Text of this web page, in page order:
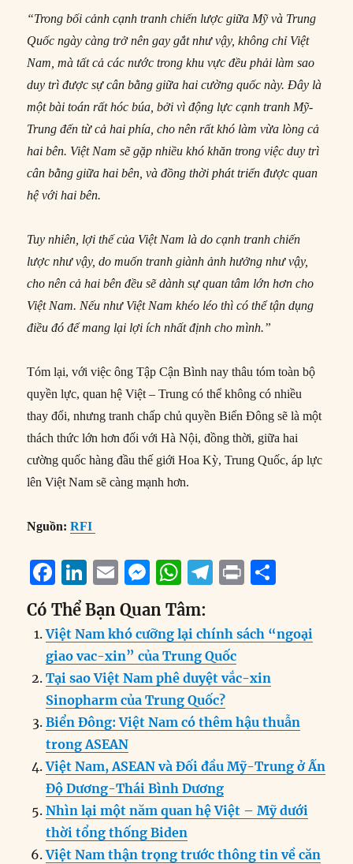
“Trong bối cảnh cạnh tranh chiến lược giữa Mỹ và Trung
Quốc ngày càng trở nên gay gắt như vậy, không chỉ Việt
Nam, mà tất cả các nước trong khu vực đều phải làm sao
duy trì được sự cân bằng giữa hai cường quốc này. Đây là
một bài toán rất hóc búa, bởi vì động lực cạnh tranh Mỹ-
Trung đến từ cả hai phía, cho nên rất khó làm vừa lòng cả
hai bên. Việt Nam sẽ gặp nhiều khó khăn trong việc duy trì
cân bằng giữa hai bên, và đồng thời phát triển được quan
hệ với hai bên.
Tuy nhiên, lợi thế của Việt Nam là do cạnh tranh chiến
lược như vậy, do muốn tranh giành ảnh hưởng như vậy,
cho nên cả hai bên đều sẽ dành sự quan tâm lớn hơn cho
Việt Nam. Nếu như Việt Nam khéo léo thì có thể tận dụng
điều đó để mang lại lợi ích nhất định cho mình.”
Tóm lại, với việc ông Tập Cận Bình nay thâu tóm toàn bộ
quyền lực, quan hệ Việt – Trung có thể không có nhiều
thay đổi, nhưng tranh chấp chủ quyền Biển Đông sẽ là một
thách thức lớn hơn đối với Hà Nội, đồng thời, giữa hai
cường quốc hàng đầu thế giới Hoa Kỳ, Trung Quốc, áp lực
lên Việt Nam sẽ càng mạnh hơn.
Nguồn:RFI
F
a
c
e
b
o
o
k
Li
n
k
e
d
I
n
E
m
ai
l
M
e
ss
e
n
g
er
W
h
at
s
A
p
p
T
e
g
r
a
m
P
n
t
a
re
Có Thể Bạn Quan Tâm:
Việt Nam khó cưỡng lại chính sách “ngoại
giao vac-xin” của Trung Quốc
Tại sao Việt Nam phê duyệt vắc-xin
Sinopharm của Trung Quốc?
Biển Đông: Việt Nam có thêm hậu thuẫn
trong ASEAN
Việt Nam, ASEAN và Đối đầu Mỹ-Trung ở Ấn
Độ Dương-Thái Bình Dương
Nhìn lại một năm quan hệ Việt – Mỹ dưới
thời tổng thống Biden
Việt Nam thận trọng trước thông tin về căn